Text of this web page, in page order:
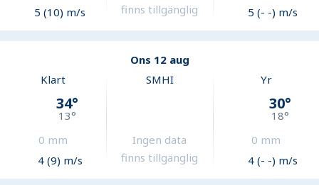
5 (10) m/s
finns tillgänglig
5 (- -) m/s
Ons 12 aug
Klart
34°
13°
0 mm
4 (9) m/s
SMHI
Ingen data
finns tillgänglig
Yr
30°
18°
0 mm
4 (- -) m/s